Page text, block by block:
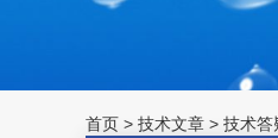
首页 > 技术文章 > 技术答